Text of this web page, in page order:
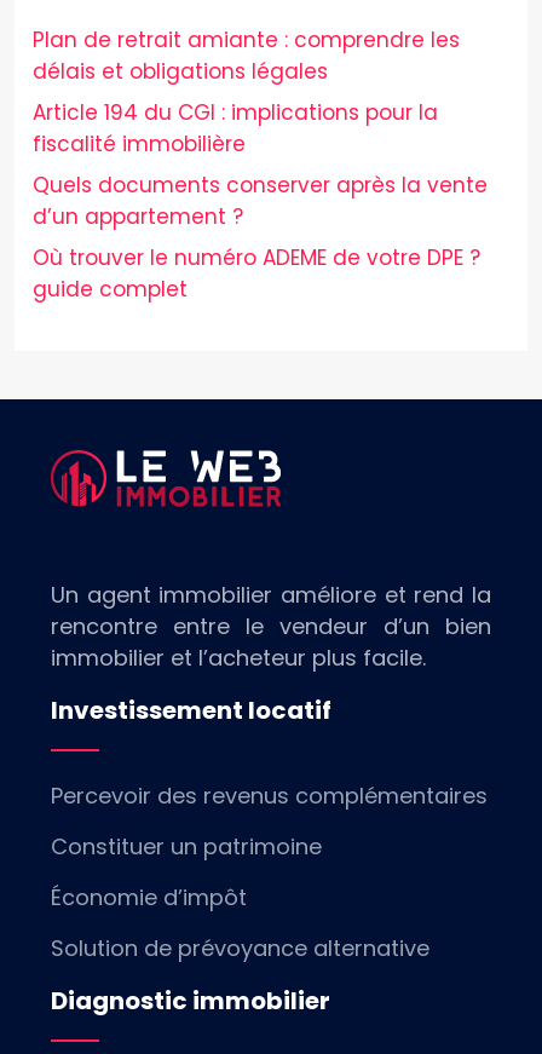
Plan de retrait amiante : comprendre les
délais et obligations légales
Article 194 du CGI : implications pour la
fiscalité immobilière
Quels documents conserver après la vente
d’un appartement ?
Où trouver le numéro ADEME de votre DPE ?
guide complet
Un agent immobilier améliore et rend la
rencontre entre le vendeur d’un bien
immobilier et l’acheteur plus facile.
Investissement locatif
Percevoir des revenus complémentaires
Constituer un patrimoine
Économie d’impôt
Solution de prévoyance alternative
Diagnostic immobilier